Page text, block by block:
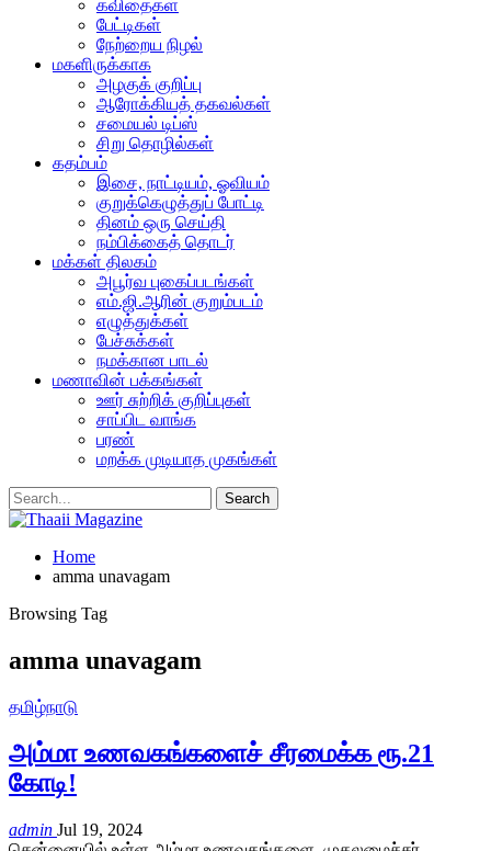
கவிதைகள்
பேட்டிகள்
நேற்றைய நிழல்
மகளிருக்காக
அழகுக் குறிப்பு
ஆரோக்கியத் தகவல்கள்
சமையல் டிப்ஸ்
சிறு தொழில்கள்
கதம்பம்
இசை, நாட்டியம், ஓவியம்
குறுக்கெழுத்துப் போட்டி
தினம் ஒரு செய்தி
நம்பிக்கைத் தொடர்
மக்கள் திலகம்
அபூர்வ புகைப்படங்கள்
எம்.ஜி.ஆரின் குறும்படம்
எழுத்துக்கள்
பேச்சுக்கள்
நமக்கான பாடல்
மணாவின் பக்கங்கள்
ஊர் சுற்றிக் குறிப்புகள்
சாப்பிட வாங்க
பரண்
மறக்க முடியாத முகங்கள்
Home
amma unavagam
Browsing Tag
amma unavagam
தமிழ்நாடு
அம்மா உணவகங்களைச் சீரமைக்க ரூ.21
கோடி!
admin Jul 19, 2024